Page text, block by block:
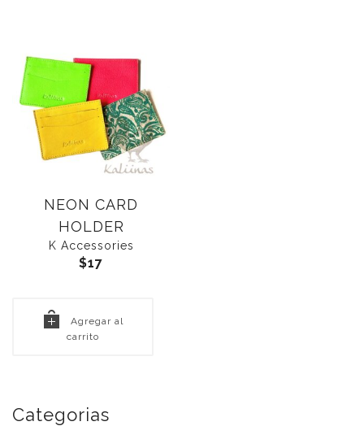
NEON CARD
HOLDER
K Accessories
$17
Agregar al
carrito
Categorias